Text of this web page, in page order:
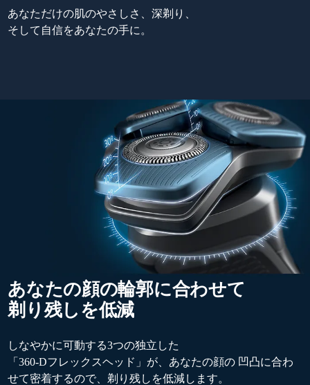
あなただけの肌のやさしさ、深剃り、
そして自信をあなたの手に。
あなたの顔の輪郭に合わせて
剃り残しを低減
しなやかに可動する3つの独立した
「360-Dフレックスヘッド」が、あなたの顔の 凹凸に合わ
せて密着するので、剃り残しを低減します。